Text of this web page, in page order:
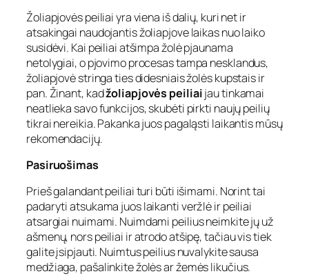
Žoliapjovės peiliai yra viena iš dalių, kuri net ir
atsakingai naudojantis žoliapjove laikas nuo laiko
susidėvi. Kai peiliai atšimpa žolė pjaunama
netolygiai, o pjovimo procesas tampa nesklandus,
žoliapjovė stringa ties didesniais žolės kupstais ir
pan. Žinant, kadžoliapjovės peiliaijau tinkamai
neatlieka savo funkcijos, skubėti pirkti naujų peilių
tikrai nereikia. Pakanka juos pagaląsti laikantis mūsų
rekomendacijų.
Pasiruošimas
Prieš galandant peiliai turi būti išimami. Norint tai
padaryti atsukama juos laikanti veržlė ir peiliai
atsargiai nuimami. Nuimdami peilius neimkite jų už
ašmenų, nors peiliai ir atrodo atšipę, tačiau vis tiek
galite įsipjauti. Nuimtus peilius nuvalykite sausa
medžiaga, pašalinkite žolės ar žemės likučius.